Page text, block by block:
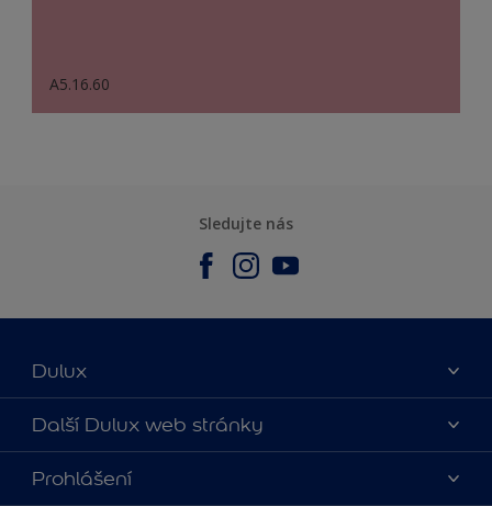
A5.16.60
Sledujte nás
Dulux
O nás
Kontaktujte nás
Najít obchod
Další Dulux web stránky
duluxmalir.cz
Prohlášení